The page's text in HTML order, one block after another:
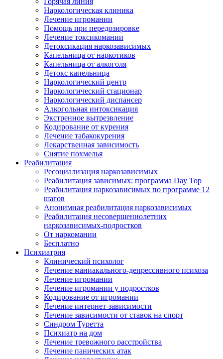
Наркологическая клиника
Лечение игромании
Помощь при передозировке
Лечение токсикомании
Детоксикация наркозависимых
Капельница от наркотиков
Капельница от алкоголя
Детокс капельница
Наркологический центр
Наркологический стационар
Наркологический диспансер
Алкогольная интоксикация
Экстренное вытрезвление
Кодирование от курения
Лечение табакокурения
Лекарственная зависимость
Снятие похмелья
Реабилитация
Ресоциализация наркозависимых
Реабилитация зависимых: программа Day Top
Реабилитация наркозависимых по программе 12
шагов
Анонимная реабилитация наркозависимых
Реабилитация несовершеннолетних
наркозависимых-подростков
От наркомании
Бесплатно
Психиатрия
Клинический психолог
Лечение маниакального-депрессивного психоза
Лечение игромании
Лечение игромании у подростков
Кодирование от игромании
Лечение интернет-зависимости
Лечение зависимости от ставок на спорт
Синдром Туретта
Психиатр на дом
Лечение тревожного расстройства
Лечение панических атак